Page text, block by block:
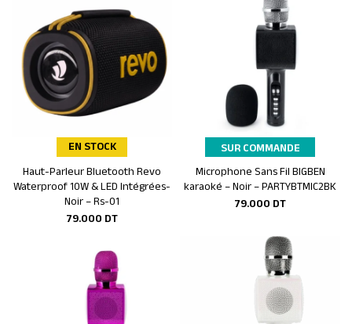
EN STOCK
Ajouter au panier
Haut-Parleur Bluetooth Revo
Waterproof 10W & LED Intégrées-
Noir – Rs-01
79.000 DT
SUR COMMANDE
Ajouter au panier
Microphone Sans Fil BIGBEN
karaoké – Noir – PARTYBTMIC2BK
79.000 DT